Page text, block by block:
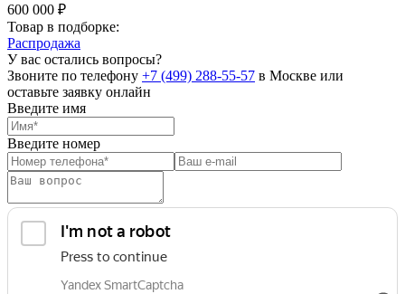
600 000 ₽
Товар в подборке:
Распродажа
У вас остались вопросы?
Звоните по телефону +7 (499) 288-55-57 в Москве или
оставьте заявку онлайн
Введите имя
Введите номер